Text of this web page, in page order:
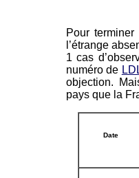
Pour
l’étrange
1 cas
numéro de
objection.
pays que la
Date